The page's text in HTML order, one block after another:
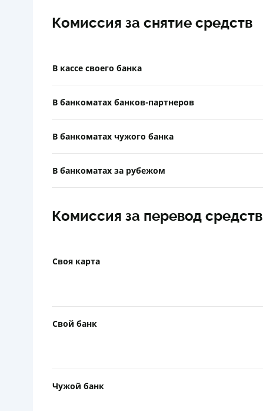
Комиссия за снятие средств
В кассе своего банка
В банкоматах банков-партнеров
В банкоматах чужого банка
В банкоматах за рубежом
Комиссия за перевод средств
Своя карта
Свой банк
Чужой банк